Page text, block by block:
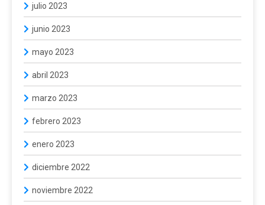
julio 2023
junio 2023
mayo 2023
abril 2023
marzo 2023
febrero 2023
enero 2023
diciembre 2022
noviembre 2022